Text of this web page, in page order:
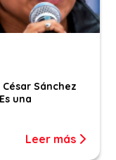
Sánchez
una
Leer más